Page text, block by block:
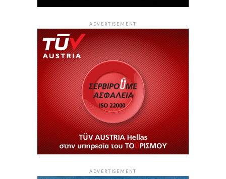
ADVERTISEMENT
ADVERTISEMENT